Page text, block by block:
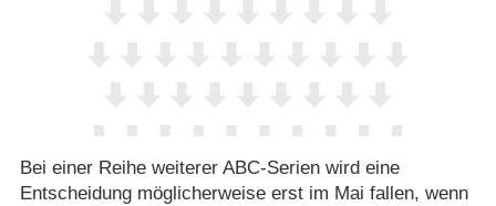
Bei einer Reihe weiterer ABC-Serien wird eine
Entscheidung möglicherweise erst im Mai fallen, wenn